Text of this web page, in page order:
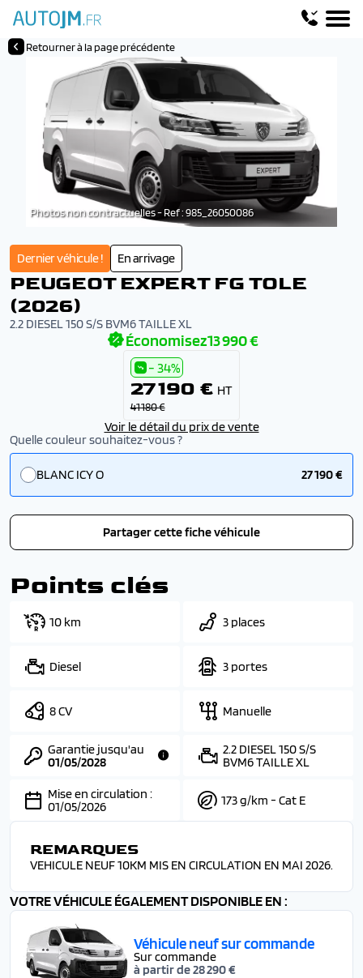
Retourner à la page précédente
Photos non contractuelles - Ref : 985_26050086
Dernier véhicule ! En arrivage
PEUGEOT EXPERT FG TOLE
(2026)
2.2 DIESEL 150 S/S BVM6 TAILLE XL
Économisez13 990 €
- 34%
27 190 € HT
41 180 €
Voir le détail du prix de vente
Quelle couleur souhaitez-vous ?
BLANC ICY O 27 190 €
Partager cette fiche véhicule
Points clés
10 km 3 places
Diesel 3 portes
8 CV Manuelle
Garantie jusqu'au
01/05/2028
2.2 DIESEL 150 S/S
BVM6 TAILLE XL
Mise en circulation :
01/05/2026
173 g/km - Cat E
REMARQUES
VEHICULE NEUF 10KM MIS EN CIRCULATION EN MAI 2026.
VOTRE VÉHICULE ÉGALEMENT DISPONIBLE EN :
Véhicule neuf sur commande
Sur commande
à partir de 28 290 €